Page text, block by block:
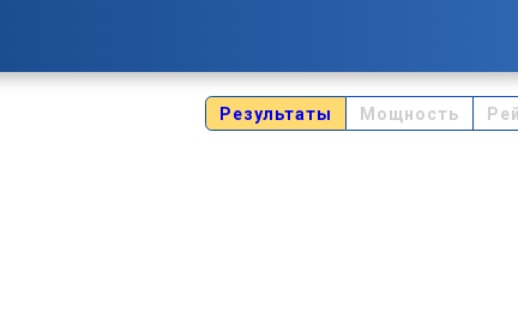
Результаты Мощность